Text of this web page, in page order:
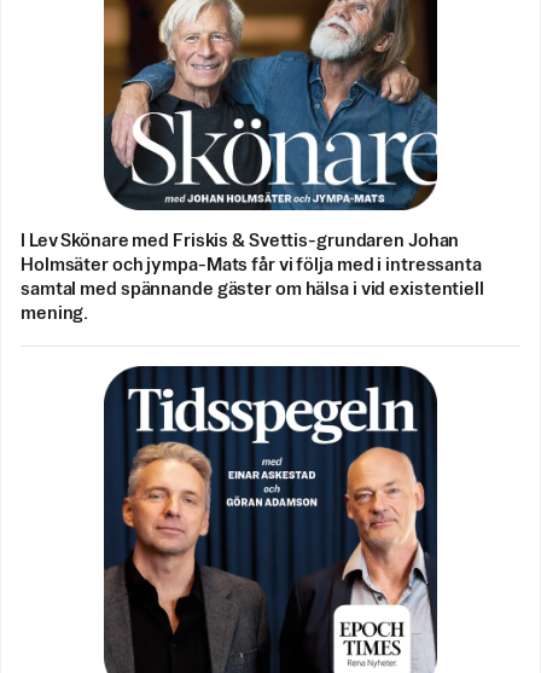
I Lev Skönare med Friskis & Svettis-grundaren Johan
Holmsäter och jympa-Mats får vi följa med i intressanta
samtal med spännande gäster om hälsa i vid existentiell
mening.